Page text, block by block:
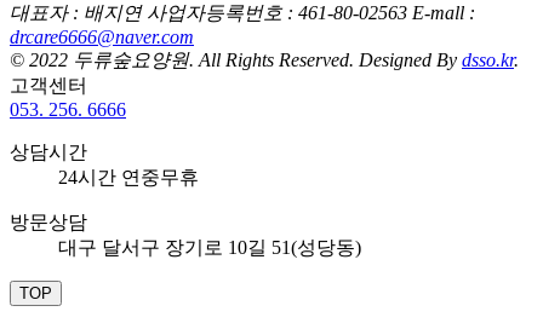
대표자 : 배지연 사업자등록번호 : 461-80-02563 E-mall :
drcare6666@naver.com
© 2022 두류숲요양원. All Rights Reserved. Designed By dsso.kr.
고객센터
053. 256. 6666
상담시간
24시간 연중무휴
방문상담
대구 달서구 장기로 10길 51(성당동)
TOP